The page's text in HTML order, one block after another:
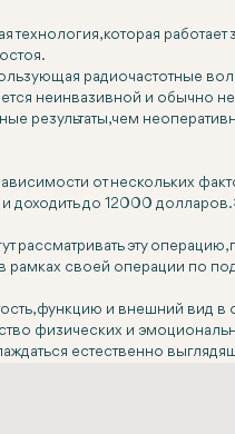
которая
радиочастотные
неинвазивной и обычно
результаты, чем
от нескольких
доходить до 12000
рассматривать эту
рамках своей операции по
функцию и внешний вид
физических и
естественно